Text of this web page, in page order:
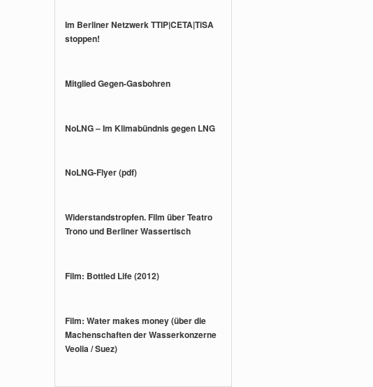
Im Berliner Netzwerk TTIP|CETA|TiSA
stoppen!
Mitglied Gegen-Gasbohren
NoLNG – Im Klimabündnis gegen LNG
NoLNG-Flyer (pdf)
Widerstandstropfen. Film über Teatro
Trono und Berliner Wassertisch
Film: Bottled Life (2012)
Film: Water makes money (über die
Machenschaften der Wasserkonzerne
Veolia / Suez)